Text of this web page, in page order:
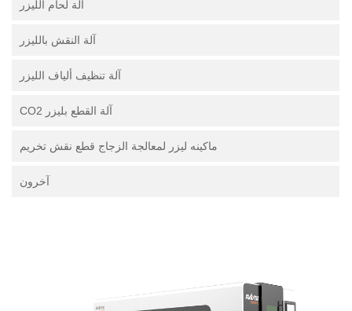
آلة لحام الليزر
آلة النقش بالليزر
آلة تنظيف ألياف الليزر
آلة القطع بليزر CO2
ماكينه ليزر لمعالجة الزجاج قطع نقش تخريم
آخرون